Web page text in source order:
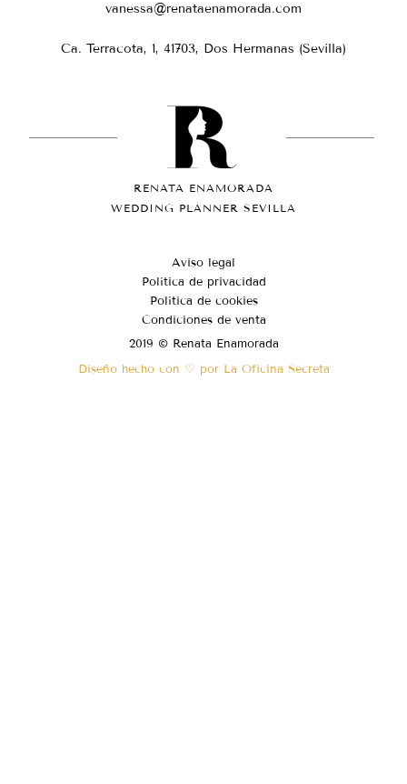
vanessa@renataenamorada.com
Ca. Terracota, 1, 41703, Dos Hermanas (Sevilla)
RENATA ENAMORADA
WEDDING PLANNER SEVILLA
Aviso legal
Política de privacidad
Política de cookies
Condiciones de venta
2019 © Renata Enamorada
Diseño hecho con ♡ por La Oficina Secreta